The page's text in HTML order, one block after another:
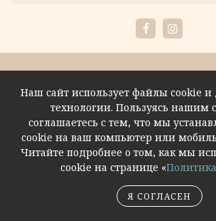
Facebook
Наш сайт использует файлы cookie и
технологии. Пользуясь нашим
соглашаетесь с тем, что мы
cookie на ваш компьютер или
Читайте подробнее о том, как мы
cookie на странице «
Я СОГЛАСЕН